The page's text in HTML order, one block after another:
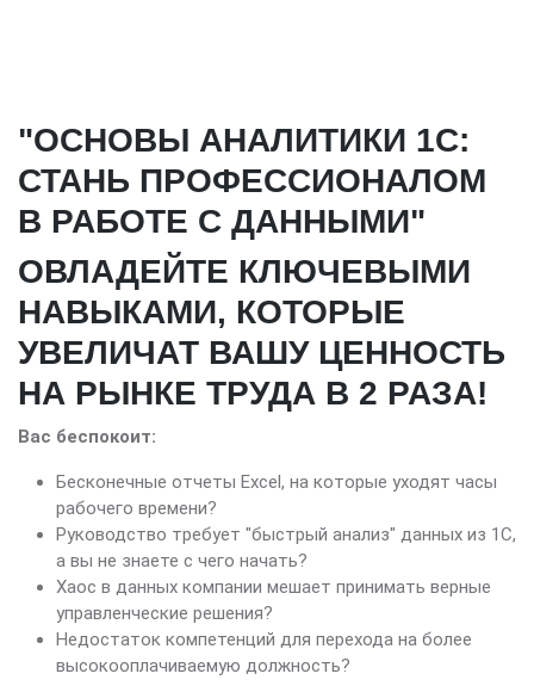
"ОСНОВЫ АНАЛИТИКИ 1С:
СТАНЬ ПРОФЕССИОНАЛОМ
В РАБОТЕ С ДАННЫМИ"
ОВЛАДЕЙТЕ КЛЮЧЕВЫМИ
НАВЫКАМИ, КОТОРЫЕ
УВЕЛИЧАТ ВАШУ ЦЕННОСТЬ
НА РЫНКЕ ТРУДА В 2 РАЗА!
Вас беспокоит:
Бесконечные отчеты Excel, на которые уходят часы
рабочего времени?
Руководство требует "быстрый анализ" данных из 1С,
а вы не знаете с чего начать?
Хаос в данных компании мешает принимать верные
управленческие решения?
Недостаток компетенций для перехода на более
высокооплачиваемую должность?